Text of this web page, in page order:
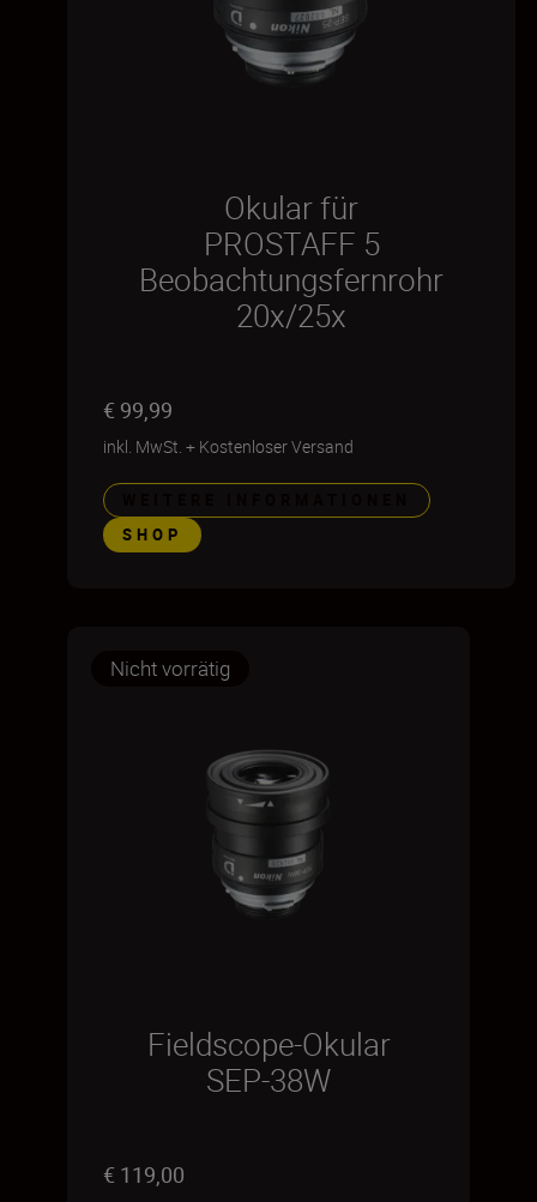
Okular für
PROSTAFF 5
Beobachtungsfernrohr
20x/25x
€ 99,99
inkl. MwSt. + Kostenloser Versand
SHOP
Nicht vorrätig
Fieldscope-Okular
SEP-38W
€ 119,00